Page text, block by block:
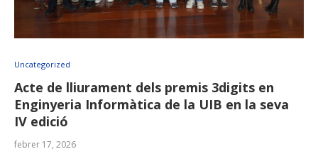
Uncategorized
Acte de lliurament dels premis 3digits en
Enginyeria Informàtica de la UIB en la seva
IV edició
febrer 17, 2026